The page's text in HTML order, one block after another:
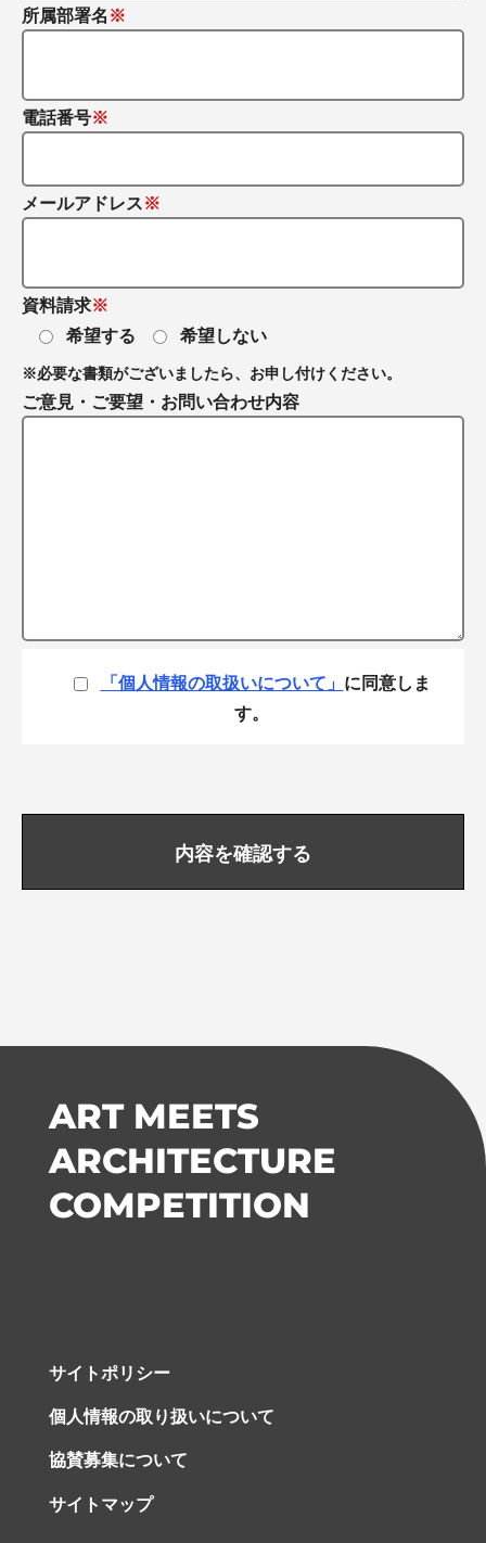
所属部署名
電話番号
メールアドレス
資料請求
希望する
希望しない
※必要な書類がございましたら、お申し付けください。
ご意見・ご要望・ お問い合わせ内容
「個人情報の取扱いについて」 に同意しま
す。
ART MEETS
ARCHITECTURE
COMPETITION
サイトポリシー
個人情報の取り扱いについて
協賛募集について
サイトマップ